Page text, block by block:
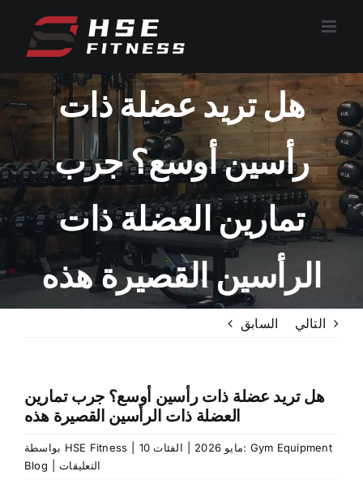
المحتوى
هل تريد عضلة ذات
رأسين أوسع؟ جرب
تمارين العضلة ذات
الرأسين القصيرة هذه
السابق التالي
هل تريد عضلة ذات رأسين أوسع؟ جرب تمارين
العضلة ذات الرأسين القصيرة هذه
HSE Fitness 10 مايو 2026الفئات: Gym Equipment
Blog
التعليقات